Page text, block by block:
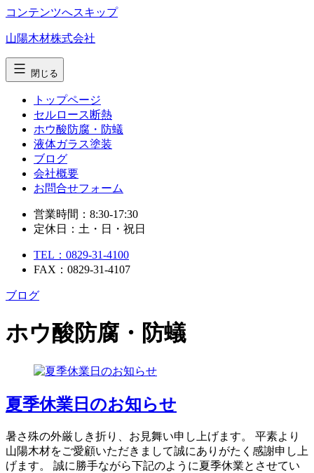
コンテンツへスキップ
山陽木材株式会社
閉じる
トップページ
セルロース断熱
ホウ酸防腐・防蟻
液体ガラス塗装
ブログ
会社概要
お問合せフォーム
営業時間：8:30-17:30
定休日：土・日・祝日
TEL：0829-31-4100
FAX：0829-31-4107
ブログ
ホウ酸防腐・防蟻
夏季休業日のお知らせ
暑さ殊の外厳しき折り、お見舞い申し上げます。 平素より
山陽木材をご愛顧いただきまして誠にありがたく感謝申し上
げます。 誠に勝手ながら下記のように夏季休業とさせてい